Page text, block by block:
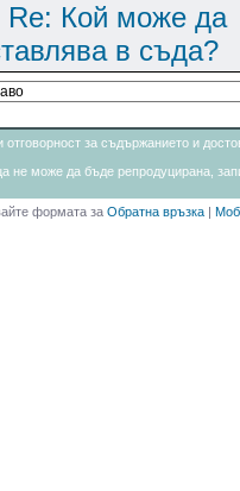
Re: Кой може да
в съда?
за съдържанието и
не може да бъде репродуцирана,
формата за Обратна връзка |